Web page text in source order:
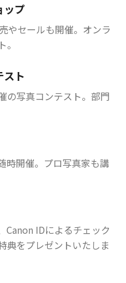
ップ
やセールも開催。オンラ
スト
の写真コンテスト。部門
時開催。プロ写真家も講
Canon IDによるチェック
典をプレゼントいたしま